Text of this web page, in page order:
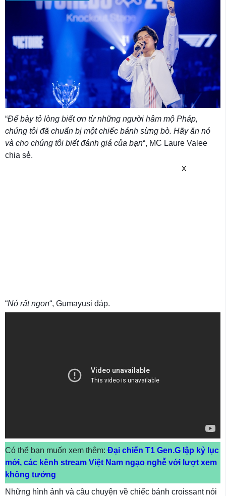
“Để bày tỏ lòng biết ơn từ những người hâm mộ Pháp,
chúng tôi đã chuẩn bị một chiếc bánh sừng bò. Hãy ăn nó
và cho chúng tôi biết đánh giá của bạn“, MC Laure Valee
chia sẻ.
X
“Nó rất ngon“, Gumayusi đáp.
Có thể bạn muốn xem thêm: Đại chiến T1 Gen.G lập kỷ lục
mới, các kênh stream Việt Nam ngạo nghễ với lượt xem
không tưởng
Những hình ảnh và câu chuyện về chiếc bánh croissant nói